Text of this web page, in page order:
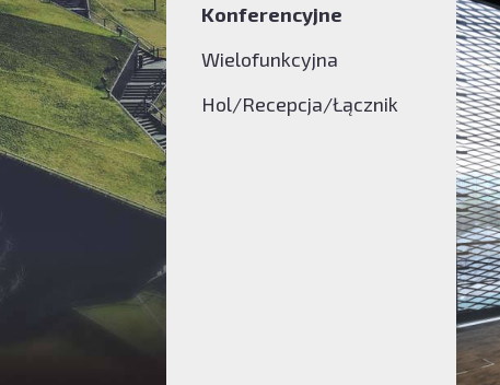
Konferencyjne
Wielofunkcyjna
Hol/Recepcja/Łącznik